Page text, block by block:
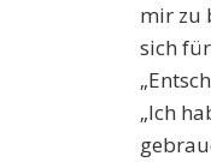
mir zu
sich
„Ich